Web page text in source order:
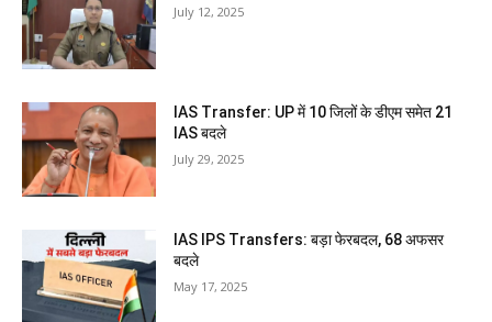
July 12, 2025
IAS Transfer: UP में 10 जिलों के डीएम समेत 21
IAS बदले
July 29, 2025
IAS IPS Transfers: बड़ा फेरबदल, 68 अफसर
बदले
May 17, 2025